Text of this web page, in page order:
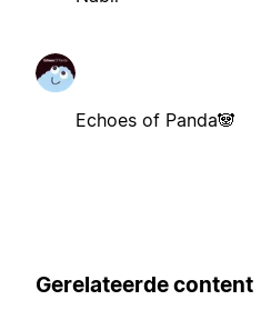
Echoes of Panda🐼
Gerelateerde content